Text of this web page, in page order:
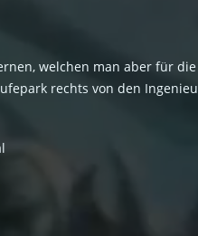
welchen man aber für die
rechts von den